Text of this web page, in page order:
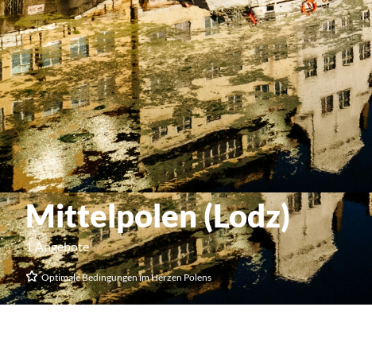
Mittelpolen (Lodz)
1 Angebote
Optimale Bedingungen im Herzen Polens